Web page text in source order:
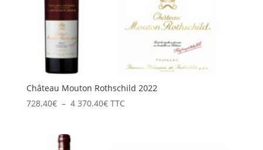
Château Mouton Rothschild 2022
728.40€ – 4 370.40€Plage
TTC